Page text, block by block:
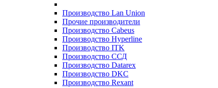
Производство Lan Union
Прочие производители
Производство Cabeus
Производство Hyperline
Производство ITK
Производство ССД
Производство Datarex
Производство DKC
Производство Rexant